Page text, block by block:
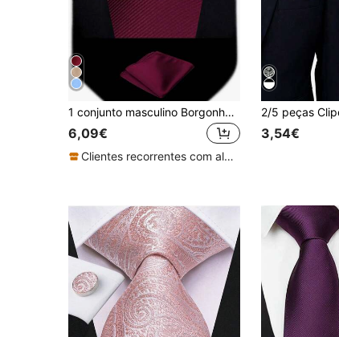
1 conjunto masculino Borgonha Vermelho 8 cm Gravata e Lenço de Bolso, Cor Sólida Gravata de Casamento Empresarial e Conjunto de Lenço
6,09€
Clientes recorrentes com alta taxa de retorno
3,54€